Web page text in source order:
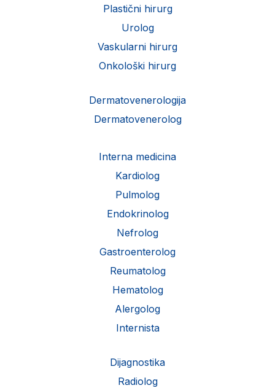
Plastični hirurg
Urolog
Vaskularni hirurg
Onkološki hirurg
Dermatovenerologija
Dermatovenerolog
Interna medicina
Kardiolog
Pulmolog
Endokrinolog
Nefrolog
Gastroenterolog
Reumatolog
Hematolog
Alergolog
Internista
Dijagnostika
Radiolog